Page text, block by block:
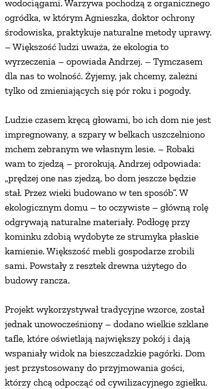
wodociągami. Warzywa pochodzą z organicznego
ogródka, w którym Agnieszka, doktor ochrony
środowiska, praktykuje naturalne metody uprawy.
– Większość ludzi uważa, że ekologia to
wyrzeczenia – opowiada Andrzej. – Tymczasem
dla nas to wolność. Żyjemy, jak chcemy, zależni
tylko od zmieniających się pór roku i pogody.
Ludzie czasem kręcą głowami, bo ich dom nie jest
impregnowany, a szpary w belkach uszczelniono
mchem zebranym we własnym lesie. – Robaki
wam to zjedzą – prorokują. Andrzej odpowiada:
„prędzej one nas zjedzą, bo dom jeszcze będzie
stał. Przez wieki budowano w ten sposób”. W
ekologicznym domu – to oczywiste – główną rolę
odgrywają naturalne materiały. Podłogę przy
kominku zdobią wydobyte ze strumyka płaskie
kamienie. Większość mebli gospodarze zrobili
sami. Powstały z resztek drewna użytego do
budowy rancza.
Projekt wykorzystywał tradycyjne wzorce, został
jednak unowocześniony – dodano wielkie szklane
tafle, które oświetlają największy pokój i dają
wspaniały widok na bieszczadzkie pagórki. Dom
jest przystosowany do przyjmowania gości,
którzy chcą odpocząć od cywilizacyjnego zgiełku.